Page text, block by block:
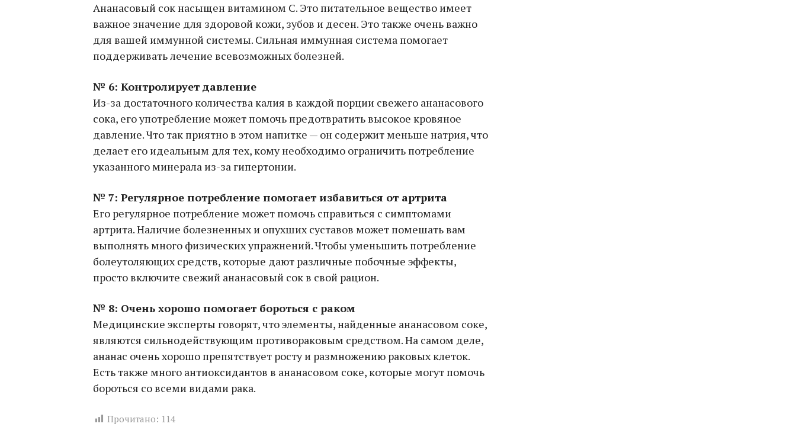
Ананасовый сок насыщен витамином С. Это питательное вещество имеет
важное значение для здоровой кожи, зубов и десен. Это также очень важно
для вашей иммунной системы. Сильная иммунная система помогает
поддерживать лечение всевозможных болезней.
№ 6: Контролирует давление
Из-за достаточного количества калия в каждой порции свежего ананасового
сока, его употребление может помочь предотвратить высокое кровяное
давление. Что так приятно в этом напитке — он содержит меньше натрия, что
делает его идеальным для тех, кому необходимо ограничить потребление
указанного минерала из-за гипертонии.
№ 7: Регулярное потребление помогает избавиться от артрита
Его регулярное потребление может помочь справиться с симптомами
артрита. Наличие болезненных и опухших суставов может помешать вам
выполнять много физических упражнений. Чтобы уменьшить потребление
болеутоляющих средств, которые дают различные побочные эффекты,
просто включите свежий ананасовый сок в свой рацион.
№ 8: Очень хорошо помогает бороться с раком
Медицинские эксперты говорят, что элементы, найденные ананасовом соке,
являются сильнодействующим противораковым средством. На самом деле,
ананас очень хорошо препятствует росту и размножению раковых клеток.
Есть также много антиоксидантов в ананасовом соке, которые могут помочь
бороться со всеми видами рака.
Прочитано: 114